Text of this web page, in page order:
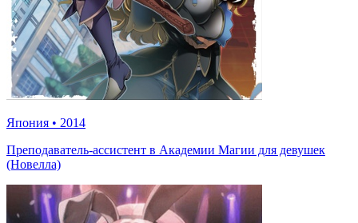
Япония • 2014
Преподаватель-ассистент в Академии Магии для девушек
(Новелла)